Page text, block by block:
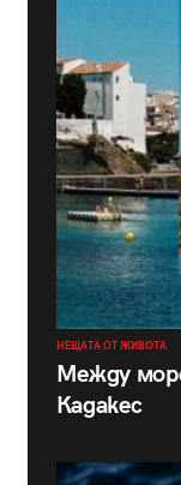
НЕЩАТА ОТ ЖИВОТА
Между
Кадакес